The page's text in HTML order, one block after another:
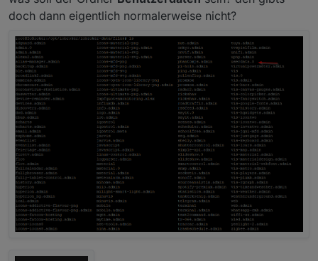
doch dann eigentlich normalerweise nicht?